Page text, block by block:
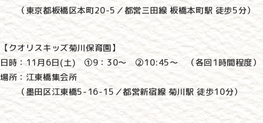
（東京都板橋区本町20-5／都営三田線 板橋本町駅 徒歩5分）
【クオリスキッズ菊川保育園】
日時：11月6日(土) ①9：30～ ②10:45～ （各回1時間程度）
場所：江東橋集会所
（墨田区江東橋5-16-15／都営新宿線 菊川駅 徒歩10分）